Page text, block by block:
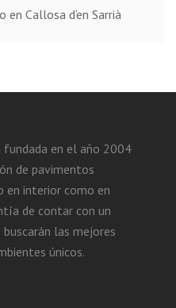
Callosa d’en Sarrià
fundada en el año 2004
de pavimentos
interior como en
de contar con un
las mejores
únicos.